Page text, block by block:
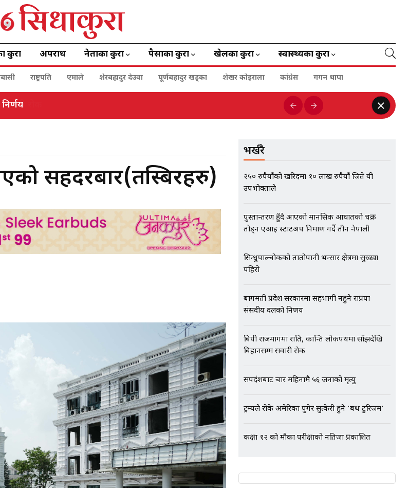
कुरा अपराध नेताका कुरा पैसाका कुरा खेलका कुरा स्वास्थ्यका कुरा
राष्ट्रपति एमाले शेरबहादुर देउवा पूर्णबहादुर खड्का शेखर कोइराला कांग्रेस गगन थापा
रोक
सिंहदरबार(तस्बिरहरु)
भर्खरै
२५० रुपैयाँको खरिदमा १० लाख रुपैयाँ जिते यी
उपभोक्ताले
पुस्तान्तरण हुँदै आएको मानसिक आघातको चक्र
तोड्न एआई स्टार्टअप निर्माण गर्दै तीन नेपाली
सिन्धुपाल्चोकको तातोपानी भन्सार क्षेत्रमा सुख्खा
पहिरो
बागमती प्रदेश सरकारमा सहभागी नहुने राप्रपा
संसदीय दलको निर्णय
बिपी राजमार्गमा राति, कान्ति लोकपथमा साँझदेखि
बिहानसम्म सवारी रोक
सर्पदंशबाट चार महिनामै ५६ जनाको मृत्यु
ट्रम्पले रोके अमेरिका पुगेर सुत्केरी हुने ‘बर्थ टुरिजम’
कक्षा १२ को मौका परीक्षाको नतिजा प्रकाशित